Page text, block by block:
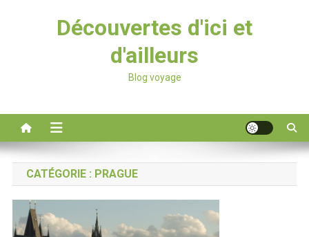
Découvertes d'ici et
d'ailleurs
Blog voyage
CATÉGORIE : PRAGUE